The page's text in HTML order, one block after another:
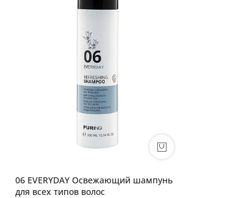
06 EVERYDAY Освежающий шампунь
для всех типов волос